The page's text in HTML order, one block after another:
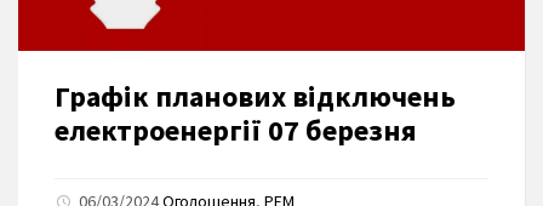
Графік планових відключень
електроенергії 07 березня
06/03/2024Оголошення, РЕМ